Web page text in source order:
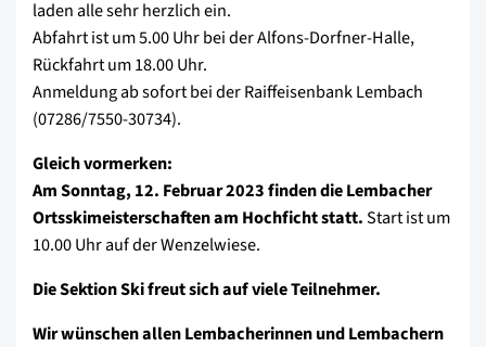
laden alle sehr herzlich ein.
Abfahrt ist um 5.00 Uhr bei der Alfons-Dorfner-Halle,
Rückfahrt um 18.00 Uhr.
Anmeldung ab sofort bei der Raiffeisenbank Lembach
(07286/7550-30734).
Gleich vormerken:
Am Sonntag, 12. Februar 2023 finden die Lembacher
Ortsskimeisterschaften am Hochficht statt.Start ist um
10.00 Uhr auf der Wenzelwiese.
Die Sektion Ski freut sich auf viele Teilnehmer.
Wir wünschen allen Lembacherinnen und Lembachern